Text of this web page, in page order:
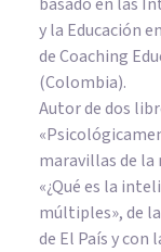
y la Educación
de Coaching
(Colombia).
Autor de dos
maravillas de la
«¿Qué es la
múltiples», de
de El País y con